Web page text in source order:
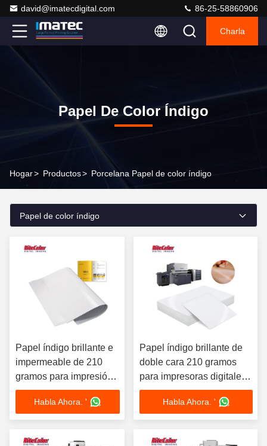
david@imatecdigital.com 86-25-58860906
Charla
Papel De Color Índigo
Hogar> Productos> Porcelana Papel de color índigo
Papel de color índigo
Papel índigo brillante e
impermeable de 210
gramos para impresión
en doble cara en la
prensa digital KONICA
MINOLTA
Habla Ahora. '
Papel índigo brillante de
doble cara 210 gramos
para impresoras digitales
HP Indigo
Habla Ahora. '